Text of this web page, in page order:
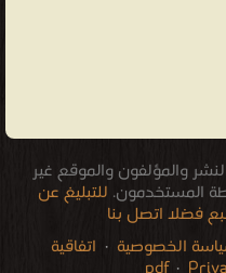
والمؤلفون والموقع غير
المستخدمون. للتبليغ عن
فضلا اتصل بنا
الخصوصية · اتفاقية